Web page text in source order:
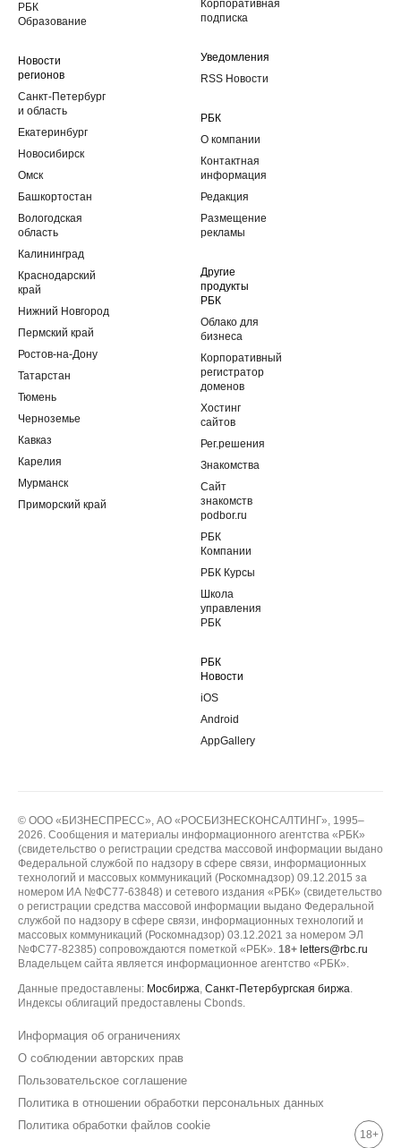
РБК
Образование
Новости
регионов
Санкт-Петербург
и область
Екатеринбург
Новосибирск
Омск
Башкортостан
Вологодская
область
Калининград
Краснодарский
край
Нижний Новгород
Пермский край
Ростов-на-Дону
Татарстан
Тюмень
Черноземье
Кавказ
Карелия
Мурманск
Приморский край
Корпоративная
подписка
Уведомления
RSS Новости
РБК
О компании
Контактная
информация
Редакция
Размещение
рекламы
Другие
продукты
РБК
Облако для
бизнеса
Корпоративный
регистратор
доменов
Хостинг
сайтов
Рег.решения
Знакомства
Сайт
знакомств
podbor.ru
РБК
Компании
РБК Курсы
Школа
управления
РБК
РБК
Новости
iOS
Android
AppGallery
© ООО «БИЗНЕСПРЕСС», АО «РОСБИЗНЕСКОНСАЛТИНГ», 1995–
2026. Сообщения и материалы информационного агентства «РБК»
(свидетельство о регистрации средства массовой информации выдано
Федеральной службой по надзору в сфере связи, информационных
технологий и массовых коммуникаций (Роскомнадзор) 09.12.2015 за
номером ИА №ФС77-63848) и сетевого издания «РБК» (свидетельство
о регистрации средства массовой информации выдано Федеральной
службой по надзору в сфере связи, информационных технологий и
массовых коммуникаций (Роскомнадзор) 03.12.2021 за номером ЭЛ
№ФС77-82385) сопровождаются пометкой «РБК». 18+ letters@rbc.ru
Владельцем сайта является информационное агентство «РБК».
Данные предоставлены: Мосбиржа, Санкт-Петербургская биржа.
Индексы облигаций предоставлены Cbonds.
Информация об ограничениях
О соблюдении авторских прав
Пользовательское соглашение
Политика в отношении обработки персональных данных
Политика обработки файлов cookie
18+